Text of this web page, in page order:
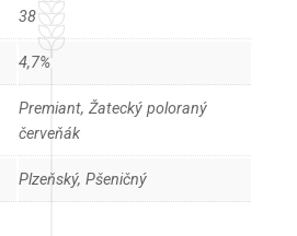
38
4,7%
Premiant, Žatecký poloraný
červeňák
Plzeňský, Pšeničný